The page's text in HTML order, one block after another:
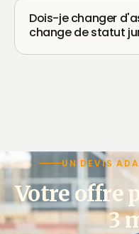
Dois-je changer
change de statut
UN DEVIS
Votre offre
3